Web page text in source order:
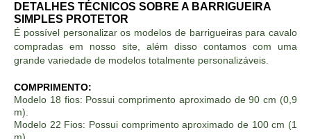
DETALHES TÉCNICOS SOBRE A BARRIGUEIRA
SIMPLES PROTETOR
É possível personalizar os modelos de barrigueiras para cavalo
compradas em nosso site, além disso contamos com uma
grande variedade de modelos totalmente personalizáveis.
COMPRIMENTO:
Modelo 18 fios: Possui comprimento aproximado de 90 cm (0,9
m).
Modelo 22 Fios: Possui comprimento aproximado de 100 cm (1